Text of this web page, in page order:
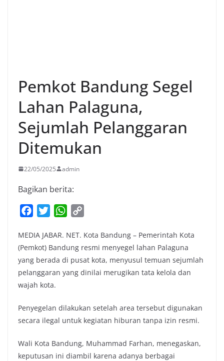
Pemkot Bandung Segel
Lahan Palaguna,
Sejumlah Pelanggaran
Ditemukan
22/05/2025 admin
Bagikan berita:
c
e
b
o
o
i
t
t
e
r
W
a
t
s
A
p
y
L
i
MEDIA JABAR. NET. Kota Bandung – Pemerintah Kota
(Pemkot) Bandung resmi menyegel lahan Palaguna
yang berada di pusat kota, menyusul temuan sejumlah
pelanggaran yang dinilai merugikan tata kelola dan
wajah kota.
Penyegelan dilakukan setelah area tersebut digunakan
secara ilegal untuk kegiatan hiburan tanpa izin resmi.
Wali Kota Bandung, Muhammad Farhan, menegaskan,
keputusan ini diambil karena adanya berbagai